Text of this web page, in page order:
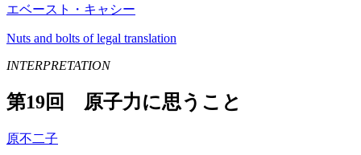
エベースト・キャシー
Nuts and bolts of legal translation
INTERPRETATION
第19回 原子力に思うこと
原不二子